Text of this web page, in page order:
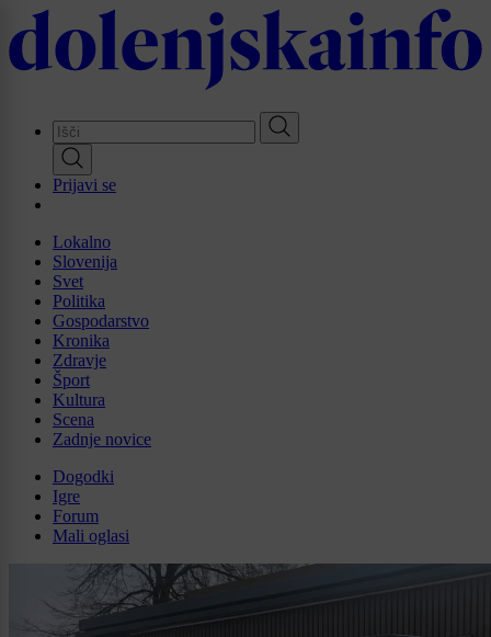
Skip
to
main
Prijavi se
Lokalno
Slovenija
Svet
Politika
Gospodarstvo
Kronika
Zdravje
Šport
Kultura
Scena
Zadnje novice
Dogodki
Igre
Forum
Mali oglasi